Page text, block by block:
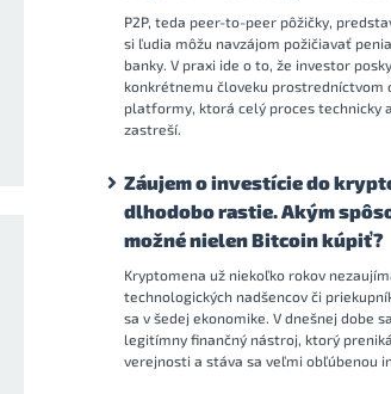
P2P, teda peer-to-peer pôžičky,
si ľudia môžu navzájom požičiavať
banky. V praxi ide o to, že investor
konkrétnemu človeku prostredníctvom
platformy, ktorá celý proces technicky
zastreší.
Záujem o investície do
dlhodobo rastie. Akým
možné nielen Bitcoin kúpiť?
Kryptomena už niekoľko rokov
technologických nadšencov či
sa v šedej ekonomike. V dnešnej dobe
legitímny finančný nástroj, ktorý
verejnosti a stáva sa veľmi obľúbenou